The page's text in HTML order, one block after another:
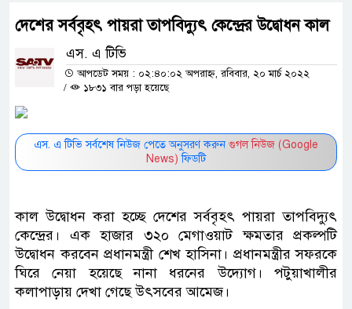
দেশের সর্ববৃহৎ পায়রা তাপবিদ্যুৎ কেন্দ্রের উদ্বোধন কাল
এস. এ টিভি
আপডেট সময় : ০২:৪০:০২ অপরাহ্ন, রবিবার, ২০ মার্চ ২০২২
/
১৮৩১ বার পড়া হয়েছে
এস. এ টিভি সর্বশেষ নিউজ পেতে অনুসরণ করুন গুগল নিউজ (Google
News) ফিডটি
কাল উদ্বোধন করা হচ্ছে দেশের সর্ববৃহৎ পায়রা তাপবিদ্যুৎ
কেন্দ্রের। এক হাজার ৩২০ মেগাওয়াট ক্ষমতার প্রকল্পটি
উদ্বোধন করবেন প্রধানমন্ত্রী শেখ হাসিনা। প্রধানমন্ত্রীর সফরকে
ঘিরে নেয়া হয়েছে নানা ধরনের উদ্যোগ। পটুয়াখালীর
কলাপাড়ায় দেখা গেছে উৎসবের আমেজ।